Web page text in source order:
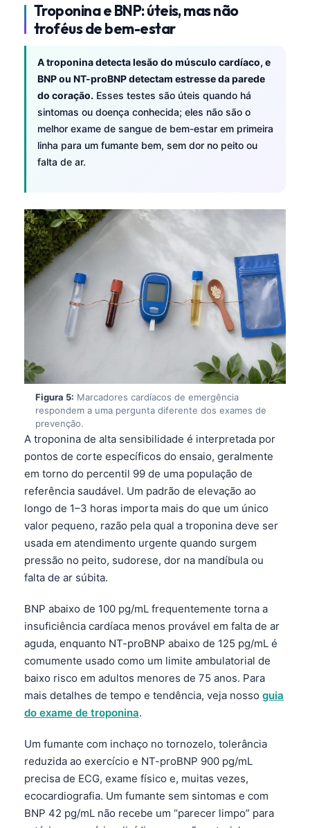
Troponina e BNP: úteis, mas não
troféus de bem-estar
A troponina detecta lesão do músculo cardíaco, e
BNP ou NT-proBNP detectam estresse da parede
do coração. Esses testes são úteis quando há
sintomas ou doença conhecida; eles não são o
melhor exame de sangue de bem-estar em primeira
linha para um fumante bem, sem dor no peito ou
falta de ar.
Figura 5: Marcadores cardíacos de emergência
respondem a uma pergunta diferente dos exames de
prevenção.
A troponina de alta sensibilidade é interpretada por
pontos de corte específicos do ensaio, geralmente
em torno do percentil 99 de uma população de
referência saudável. Um padrão de elevação ao
longo de 1–3 horas importa mais do que um único
valor pequeno, razão pela qual a troponina deve ser
usada em atendimento urgente quando surgem
pressão no peito, sudorese, dor na mandíbula ou
falta de ar súbita.
BNP abaixo de 100 pg/mL frequentemente torna a
insuficiência cardíaca menos provável em falta de ar
aguda, enquanto NT-proBNP abaixo de 125 pg/mL é
comumente usado como um limite ambulatorial de
baixo risco em adultos menores de 75 anos. Para
mais detalhes de tempo e tendência, veja nosso guia
do exame de troponina.
Um fumante com inchaço no tornozelo, tolerância
reduzida ao exercício e NT-proBNP 900 pg/mL
precisa de ECG, exame físico e, muitas vezes,
ecocardiografia. Um fumante sem sintomas e com
BNP 42 pg/mL não recebe um “parecer limpo” para
Shqip
বাংলা
اردو
मराठी
தமிழ்
ગુજરાતી
മലയാളം
Bahasa Melayu
Tiếng Việt
Tagalog
ไทย
ဗမာစာ
ភាសាខ្មែរ
Kiswahili
Українська
O‘zbekcha
Suomi
Hrvatski
Slovenčina
پښتو
سنڌي
Galego
Latviešu valoda
Македонски јазик
Euskara
Gàidhlig
Occitan
العربية المغربية